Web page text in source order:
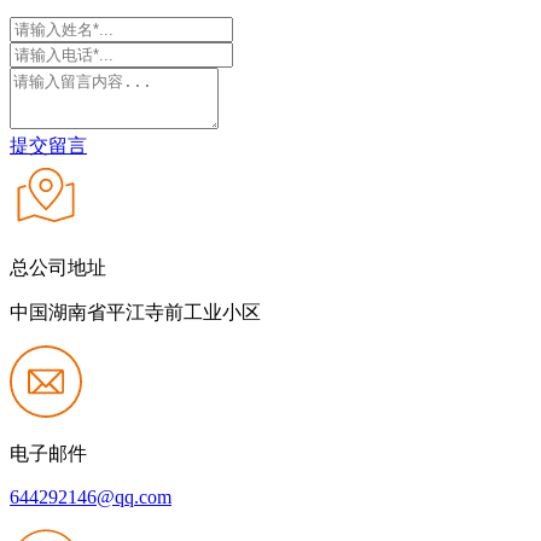
提交留言
总公司地址
中国湖南省平江寺前工业小区
电子邮件
644292146@qq.com